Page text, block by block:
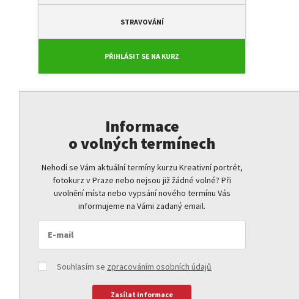
STRAVOVÁNÍ
PŘIHLÁSIT SE NA KURZ
Informace
o volných termínech
Nehodí se Vám aktuální termíny kurzu Kreativní portrét,
fotokurz v Praze nebo nejsou již žádné volné? Při
uvolnění místa nebo vypsání nového termínu Vás
informujeme na Vámi zadaný email.
Souhlasím se zpracováním osobních údajů